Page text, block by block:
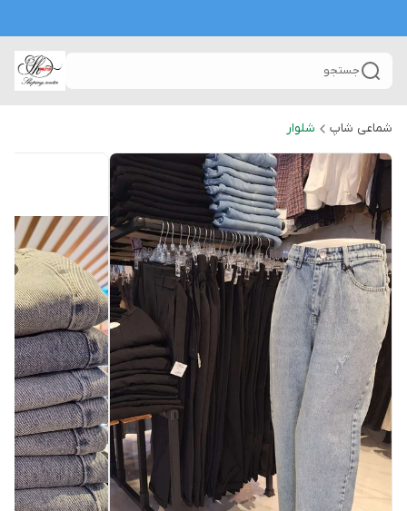
جستجو
شماعی شاپ شلوار